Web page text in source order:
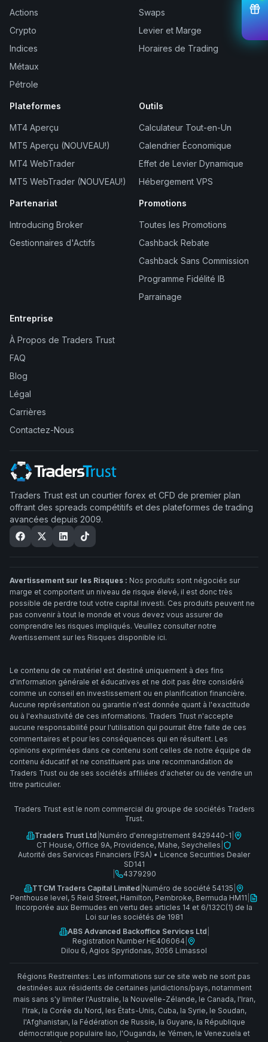
Actions
Crypto
Indices
Métaux
Pétrole
Swaps
Levier et Marge
Horaires de Trading
Plateformes
MT4 Aperçu
MT5 Aperçu (NOUVEAU!)
MT4 WebTrader
MT5 WebTrader (NOUVEAU!)
Outils
Calculateur Tout-en-Un
Calendrier Économique
Effet de Levier Dynamique
Hébergement VPS
Partenariat
Introducing Broker
Gestionnaires d'Actifs
Promotions
Toutes les Promotions
Cashback Rebate
Cashback Sans Commission
Programme Fidélité IB
Parrainage
Entreprise
À Propos de Traders Trust
FAQ
Blog
Légal
Carrières
Contactez-Nous
Traders Trust est un courtier forex et CFD de premier plan
offrant des spreads compétitifs et des plateformes de trading
avancées depuis 2009.
Avertissement sur les Risques : Nos produits sont négociés sur
marge et comportent un niveau de risque élevé, il est donc très
possible de perdre tout votre capital investi. Ces produits peuvent ne
pas convenir à tout le monde et vous devez vous assurer de
comprendre les risques impliqués. Veuillez consulter notre
Avertissement sur les Risques disponible ici.
Le contenu de ce matériel est destiné uniquement à des fins
d'information générale et éducatives et ne doit pas être considéré
comme un conseil en investissement ou en planification financière.
Aucune représentation ou garantie n'est donnée quant à l'exactitude
ou à l'exhaustivité de ces informations. Traders Trust n'accepte
aucune responsabilité pour l'utilisation qui pourrait être faite de ces
commentaires et pour les conséquences qui en résultent. Les
opinions exprimées dans ce contenu sont celles de notre équipe de
contenu éducatif et ne constituent pas une recommandation de
Traders Trust ou de ses sociétés affiliées d'acheter ou de vendre un
titre particulier.
Traders Trust est le nom commercial du groupe de sociétés Traders
Trust.
Traders Trust Ltd Numéro d'enregistrement 8429440-1
CT House, Office 9A, Providence, Mahe, Seychelles
Autorité des Services Financiers (FSA) • Licence Securities Dealer
SD141
4379290
TTCM Traders Capital Limited Numéro de société 54135
Penthouse level, 5 Reid Street, Hamilton, Pembroke, Bermuda HM11
Incorporée aux Bermudes en vertu des articles 14 et 6/132C(1) de la
Loi sur les sociétés de 1981
ABS Advanced Backoffice Services Ltd
Registration Number HE406064
Dilou 6, Agios Spyridonas, 3056 Limassol
Régions Restreintes: Les informations sur ce site web ne sont pas
destinées aux résidents de certaines juridictions/pays, notamment
mais sans s'y limiter l'Australie, la Nouvelle-Zélande, le Canada, l'Iran,
l'Irak, la Corée du Nord, les États-Unis, Cuba, la Syrie, le Soudan,
l'Afghanistan, la Fédération de Russie, la Guyane, la République
démocratique populaire lao, l'Ouganda, le Yémen, le Venezuela et